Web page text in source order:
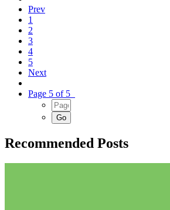
Prev
1
2
3
4
5
Next
Page 5 of 5
Recommended Posts